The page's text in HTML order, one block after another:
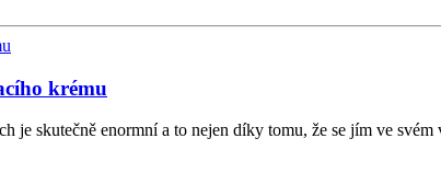
krému
je skutečně enormní a to nejen díky tomu, že se jím ve